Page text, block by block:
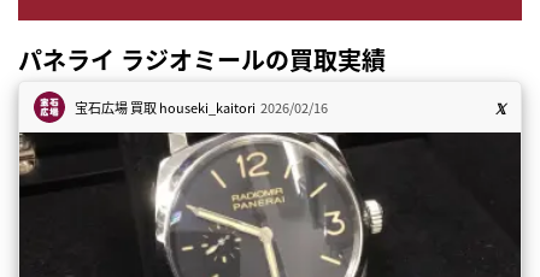
パネライ ラジオミールの買取実績
宝石広場 買取houseki_kaitori 2026/02/16